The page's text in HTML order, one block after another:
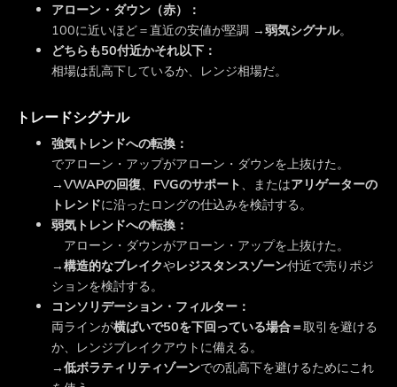
アローン・ダウン（赤）：
100に近いほど＝直近の安値が堅調 →弱気シグナル。
どちらも50付近かそれ以下：
相場は乱高下しているか、レンジ相場だ。
トレードシグナル
強気トレンドへの転換：
でアローン・アップがアローン・ダウンを上抜けた。
→VWAPの回復、 FVGのサポート、またはアリゲーターの
トレンドに沿ったロングの仕込みを検討する。
弱気トレンドへの転換：
アローン・ダウンがアローン・アップを上抜けた。
→構造的なブレイクやレジスタンスゾーン付近で売りポジ
ションを検討する。
コンソリデーション・フィルター：
両ラインが横ばいで50を下回っている場合＝取引を避ける
か、レンジブレイクアウトに備える。
→低ボラティリティゾーンでの乱高下を避けるためにこれ